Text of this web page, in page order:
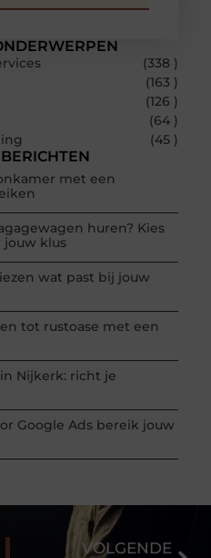
(338 )
(163 )
(126 )
(64 )
(45 )
met een
huren? Kies
jouw klus
wat past bij jouw
tot rustoase met een
Nijkerk: richt je
Google Ads bereik jouw
VOLGENDE